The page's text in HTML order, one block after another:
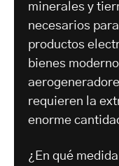
minerales y
necesarios
productos
bienes
requieren la
enorme
¿En qué